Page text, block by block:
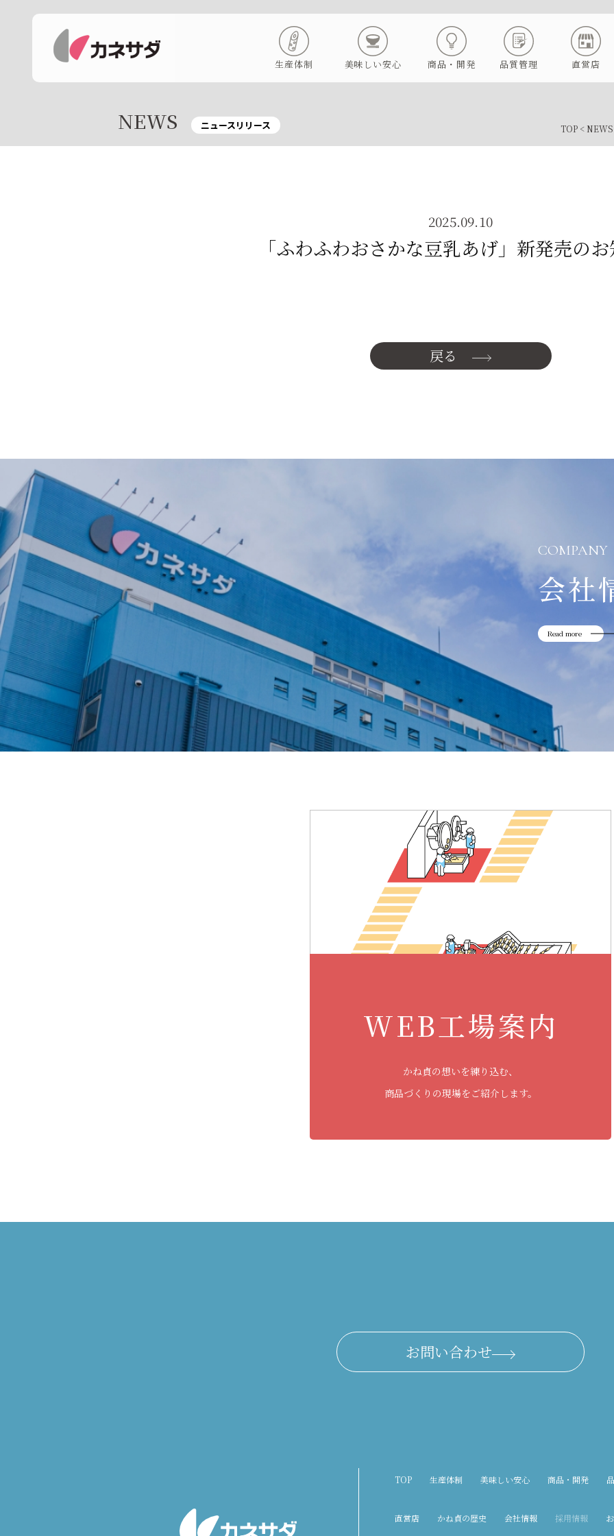
生産体制 美味しい安心 商品・開発 品質管理 直営店
NEWS ニュースリリース TOP < NEWS
2025.09.10
「ふわふわおさかな豆乳あげ」新発売の
戻る
COMPANY
会社
Read more
WEB工場案内
かね貞の想いを練り込む、
商品づくりの現場をご紹介します。
お問い合わせ
TOP 生産体制 美味しい安心 商品・開発
直営店 かね貞の歴史 会社情報 採用情報